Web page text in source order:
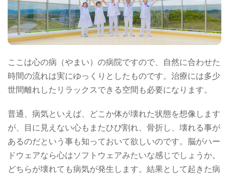
ここは心の病（やまい）の病院ですので、自然に合わせた
時間の流れは実にゆっくりとしたものです。治療には多少
世間離れしたリラックスできる空間も必要になります。
普通、病気といえば、どこか体が壊れた状態を想像します
が、目に見えない心もまたひび割れ、骨折し、壊れる事が
あるのだという事も知っておいて欲しいのです。脳がハー
ドウェアなら心はソフトウェアみたいな感じでしょうか。
どちらが壊れても病気が発生します。結果として起きた病